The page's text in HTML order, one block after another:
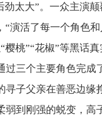
劲太大”。一众主演
“演活了每一个角色
樱桃”“花椒”等黑话
过三个主要角色完成
子父亲在善恶边缘
弱到刚强的蜕变，高